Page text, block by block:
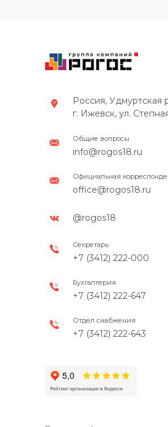
Россия, Удмуртская
г. Ижевск, ул.
@rogos18
info@rogos18.ru
+7 (3412) 222-000
+7 (3412) 222-647
+7 (3412) 222-643
Секретарь
Общие вопросы
office@rogos18.ru
Официальная
Бухгалтерия
Отдел снабжения